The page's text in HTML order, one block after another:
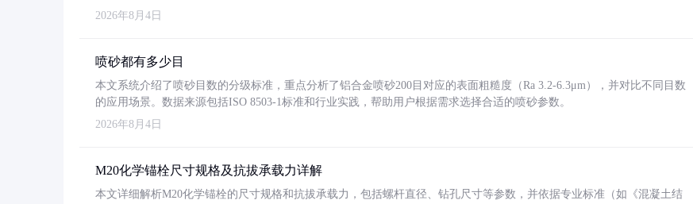
2026年8月4日
喷砂都有多少目
本文系统介绍了喷砂目数的分级标准，重点分析了铝合金喷砂200目对应的表面粗糙度（Ra 3.2-6.3μm），并对比不同目数
的应用场景。数据来源包括ISO 8503-1标准和行业实践，帮助用户根据需求选择合适的喷砂参数。
2026年8月4日
M20化学锚栓尺寸规格及抗拔承载力详解
本文详细解析M20化学锚栓的尺寸规格和抗拔承载力，包括螺杆直径、钻孔尺寸等参数，并依据专业标准（如《混凝土结